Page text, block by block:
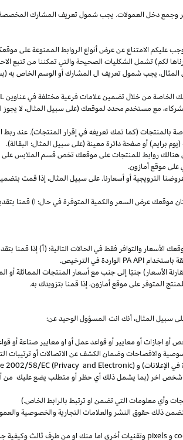
وجمع دخل العمولات. يجب شمول تعريف المشارك
عليكم الامتناع عن عرض أنواع الروابط الممنوعة على
لكم) تشمل الشكليات الصحيحة والتي تمكننا من تتبع
المثال، يجب شمول تعريف ال المشارك أو الوسم الخاص به
الخاصة من خلال تضمين علامات فرعية مختلفة في عناوين
مع مستخدم محدد لموقعك (على سبيل المثال، لا
بالمنتجات (كما تمك تعريفه في إقرار المنتجات). عند
(يوم برايم) أو صفحة دائرة معينة (على سبيل المثال: البقالة).
هنالك روابط للمنتجات على موقعك تخص قسم الملابس
الترويجيةأوأسعارنا.علىسبيل المثال،إذا قمت
موقعك عرض السعر والكمية المتوفرة في حال: ا) قمنا
والتوافر فقط في الحالات التالية: (أ) إذا قمنا
باستخدام الواردة في الترخيص.
الأسعار)جنبًا إلىجنب معأسعار المنتجات المماثلةأو
المتوفر على موقعأمازون، إذا قمنا بتزويدك به.
سبيل المثال،أنك انت المسؤول الوحيد عن:
اجازات أو معايير أو قواعد عمل أو او معايير صناعة أو
والافصاحاتوضمان الكشف عن الاتصالات أو ترتيبات
الإعلانات) و (2002/58/EC (Privacy and Electronic
أي شخص اخر (بما يشمل ذلك أي حظر أو متطلب يضع عليك
وأي معلومات التي تضمن او ترتبط بالرابط الخاص.)
ذلك حقوق النشر والعلامات التجارية والخصوصية
وpixels وتقنيات أخرى اما منك او من طرف ثالث وكيفية